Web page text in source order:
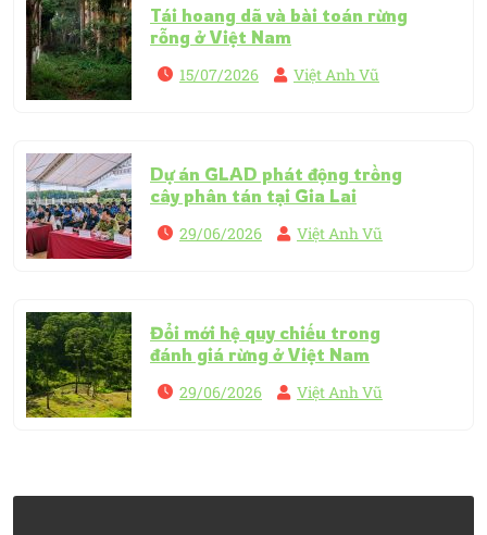
Tái hoang dã và bài toán rừng
rỗng ở Việt Nam
15/07/2026 Việt Anh Vũ
Dự án GLAD phát động trồng
cây phân tán tại Gia Lai
29/06/2026 Việt Anh Vũ
Đổi mới hệ quy chiếu trong
đánh giá rừng ở Việt Nam
29/06/2026 Việt Anh Vũ